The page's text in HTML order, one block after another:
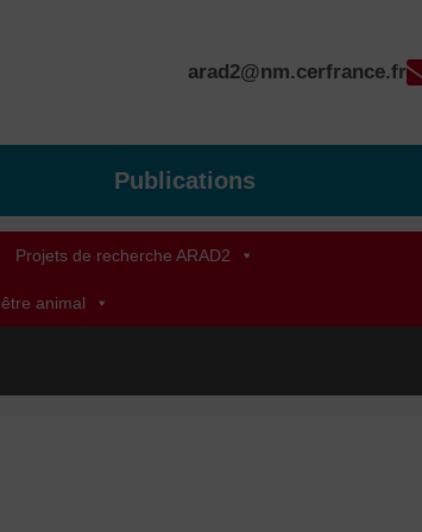
arad2@nm.cerfrance.fr
Publications
Projets de recherche ARAD2
animal